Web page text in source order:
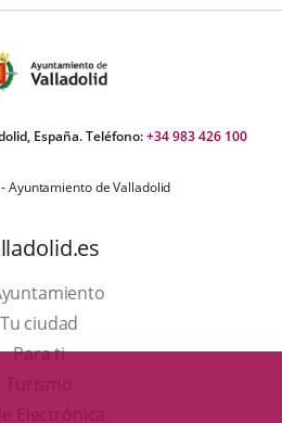
España. Teléfono:+34 983 426 100
Ayuntamiento de Valladolid
Tu ciudad
Para ti